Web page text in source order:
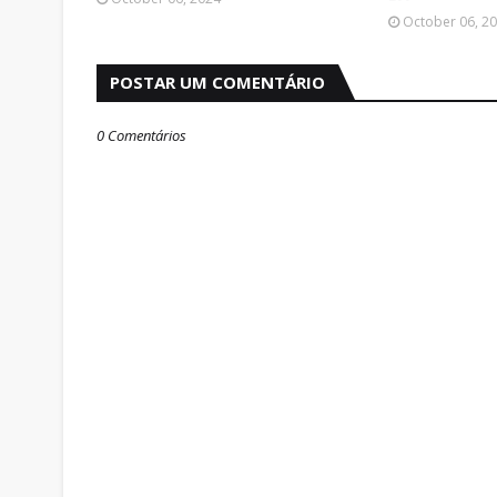
October 06,
POSTAR UM COMENTÁRIO
0 Comentários